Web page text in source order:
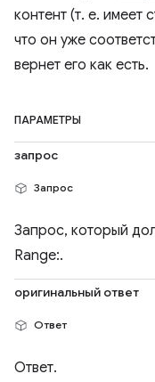
контент (т. е. имеет
что он уже
вернет его как есть.
ПАРАМЕТРЫ
запрос
Запрос
Запрос, который
Range:.
оригинальный ответ
Ответ
Ответ.